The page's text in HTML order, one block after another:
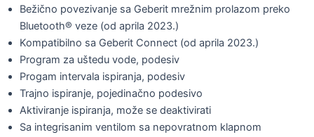
Bežično povezivanje sa Geberit mrežnim prolazom preko
Bluetooth® veze (od aprila 2023.)
Kompatibilno sa Geberit Connect (od aprila 2023.)
Program za uštedu vode, podesiv
Progam intervala ispiranja, podesiv
Trajno ispiranje, pojedinačno podesivo
Aktiviranje ispiranja, može se deaktivirati
Sa integrisanim ventilom sa nepovratnom klapnom